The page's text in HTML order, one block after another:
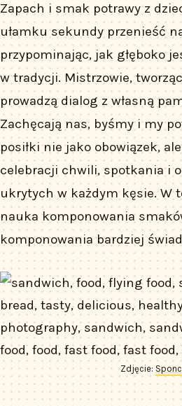
Zapach i smak potrawy z
ułamku sekundy przenieść
przypominając, jak głęboko
w tradycji. Mistrzowie,
prowadzą dialog z własną
Zachęcają nas, byśmy i my
posiłki nie jako obowiązek,
celebracji chwili, spotkania i
ukrytych w każdym kęsie. W
nauka komponowania
komponowania bardziej
Zdjęcie: